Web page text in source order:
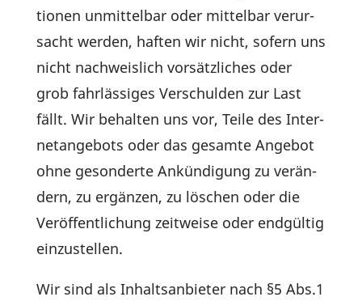
tionen unmit­telbar oder mittelbar verur­
sacht werden, haften wir nicht, sofern uns
nicht nach­weis­lich vorsätz­li­ches oder
grob fahr­läs­siges Verschulden zur Last
fällt. Wir behalten uns vor, Teile des Inter­
net­an­ge­bots oder das gesamte Angebot
ohne geson­derte Ankün­di­gung zu verän­
dern, zu ergänzen, zu löschen oder die
Veröf­fent­li­chung zeit­weise oder endgültig
einzustellen.
Wir sind als Inhalts­an­bieter nach §5 Abs.1